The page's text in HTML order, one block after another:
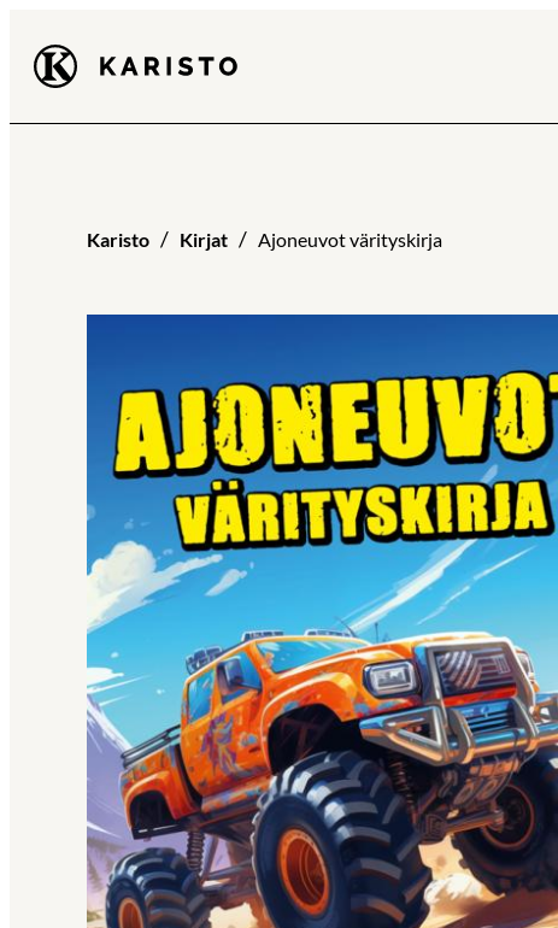
suoraan
Karisto
Karisto Kirjat Ajoneuvot värityskirja